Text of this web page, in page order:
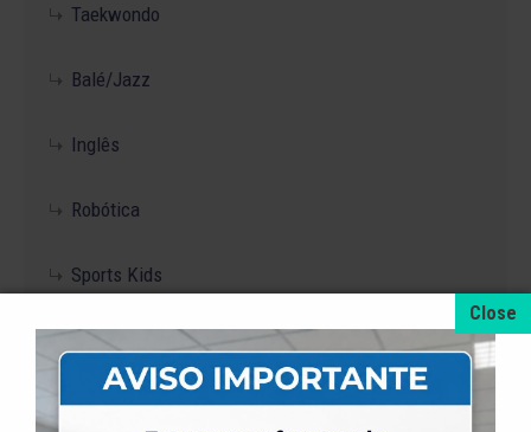
Taekwondo
Balé/Jazz
Inglês
Robótica
Sports Kids
Iniciação ao treinamento de futsal
Vôlei Master